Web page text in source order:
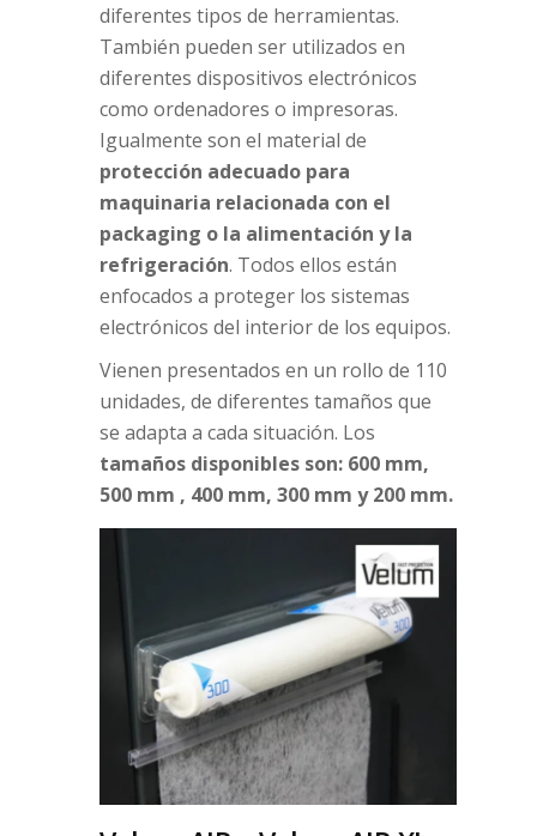
diferentes tipos de herramientas.
También pueden ser utilizados en
diferentes dispositivos electrónicos
como ordenadores o impresoras.
Igualmente son el material de
protección adecuado para
maquinaria relacionada con el
packaging o la alimentación y la
refrigeración. Todos ellos están
enfocados a proteger los sistemas
electrónicos del interior de los equipos.
Vienen presentados en un rollo de 110
unidades, de diferentes tamaños que
se adapta a cada situación. Los
tamaños disponibles son: 600 mm,
500 mm , 400 mm, 300 mm y 200 mm.